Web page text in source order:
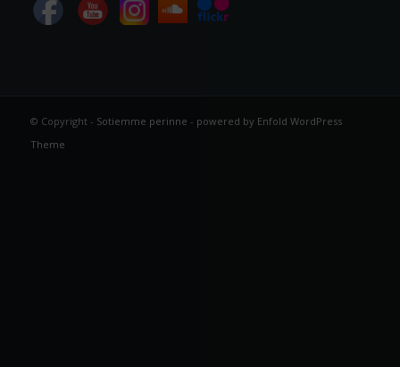
© Copyright - Sotiemme perinne - powered by Enfold WordPress
Theme